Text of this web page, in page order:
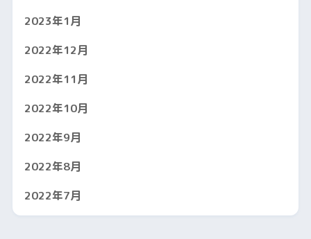
2023年1月
2022年12月
2022年11月
2022年10月
2022年9月
2022年8月
2022年7月